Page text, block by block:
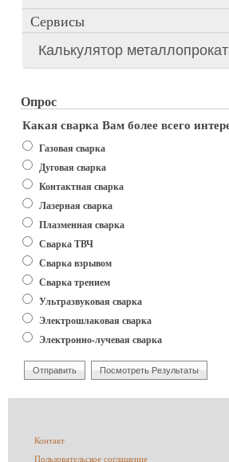
Сервисы
Калькулятор
Опрос
Какая сварка Вам более всего
Варианты
Газовая сварка
Дуговая сварка
Контактная сварка
Лазерная сварка
Плазменная сварка
Сварка ТВЧ
Сварка взрывом
Сварка трением
Ультразвуковая сварка
Электрошлаковая сварка
Электронно-лучевая сварка
Меню
Контакт
Пользовательское соглашение